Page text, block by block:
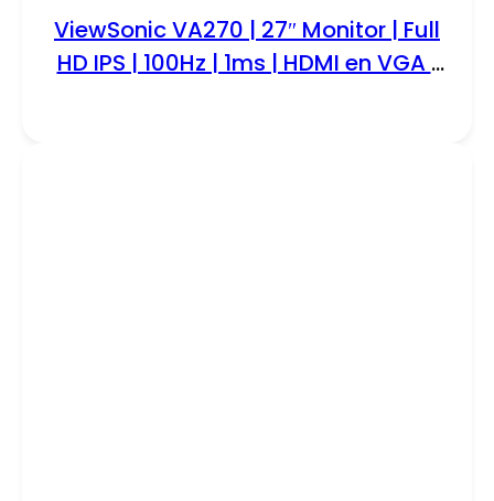
ViewSonic VA270 | 27″ Monitor | Full
HD IPS | 100Hz | 1ms | HDMI en VGA |